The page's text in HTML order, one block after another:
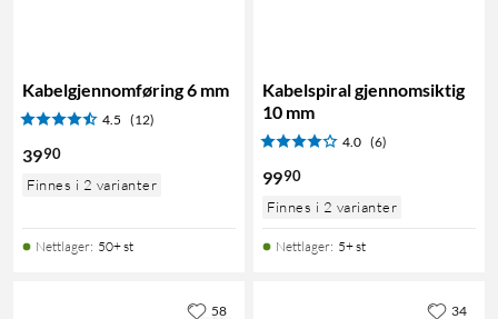
Kabelgjennomføring 6 mm
4.5 (12)
3990
Finnes i 2 varianter
Nettlager: 50+ st
Kabelspiral gjennomsiktig
10 mm
4.0 (6)
9990
Finnes i 2 varianter
Nettlager: 5+ st
58 34